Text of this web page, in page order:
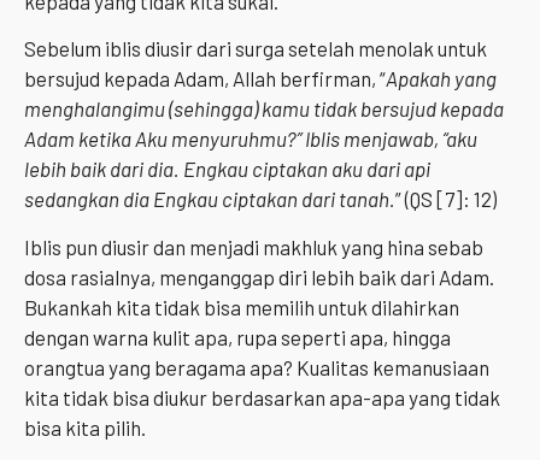
Sebelum iblis diusir dari surga setelah menolak untuk
bersujud kepada Adam, Allah berfirman, “Apakah yang
menghalangimu (sehingga) kamu tidak bersujud kepada
Adam ketika Aku menyuruhmu?” Iblis menjawab, “aku
lebih baik dari dia. Engkau ciptakan aku dari api
sedangkan dia Engkau ciptakan dari tanah.” (QS [7]: 12)
Iblis pun diusir dan menjadi makhluk yang hina sebab
dosa rasialnya, menganggap diri lebih baik dari Adam.
Bukankah kita tidak bisa memilih untuk dilahirkan
dengan warna kulit apa, rupa seperti apa, hingga
orangtua yang beragama apa? Kualitas kemanusiaan
kita tidak bisa diukur berdasarkan apa-apa yang tidak
bisa kita pilih.